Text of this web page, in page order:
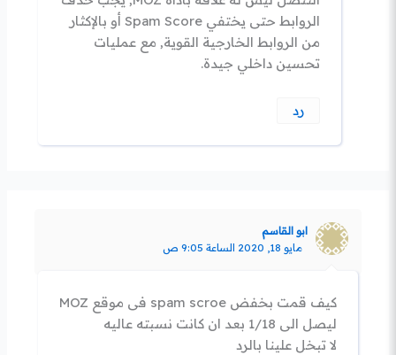
الروابط حتى يختفي Spam Score أو بالإكثار
من الروابط الخارجية القوية, مع عمليات
تحسين داخلي جيدة.
رد
ابو القاسم
مايو 18, 2020 الساعة 9:05 ص
كيف قمت بخفض spam scroe فى موقع MOZ
ليصل الى 1/18 بعد ان كانت نسبته عاليه
لا تبخل علينا بالرد